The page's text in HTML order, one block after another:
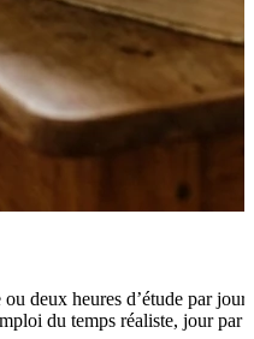
deux heures d’étude par
du temps réaliste, jour par